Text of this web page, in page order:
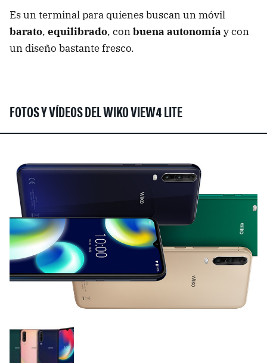
Es un terminal para quienes buscan un móvil
barato, equilibrado, conbuena autonomía y con
un diseño bastante fresco.
FOTOS Y VÍDEOS DEL WIKO VIEW4 LITE